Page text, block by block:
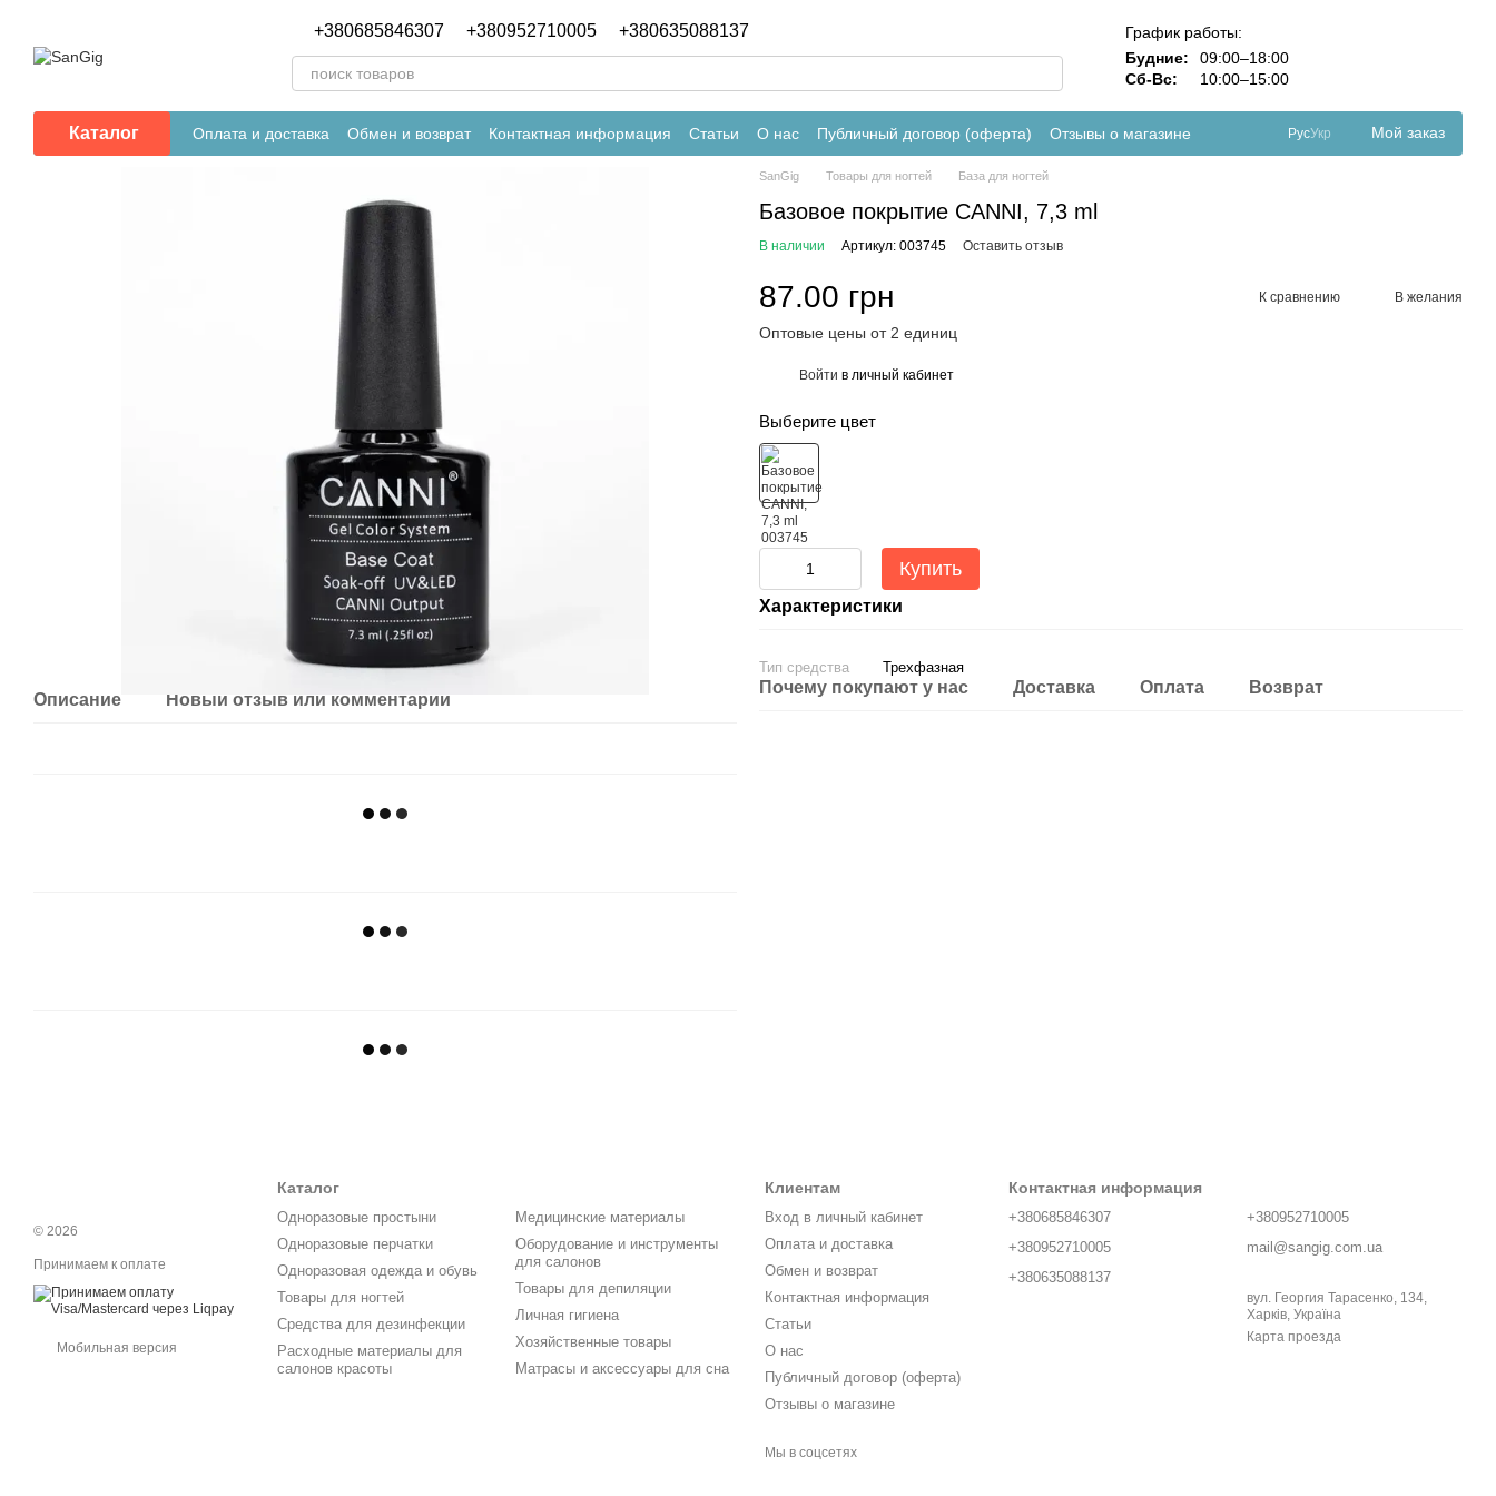
+380685846307 +380952710005 +380635088137
График работы:
Будние:
09:00–18:00
Сб-Вс:
10:00–15:00
Каталог Оплата и доставка Обмен и возврат Контактная информация Статьи О нас Публичный договор (оферта) Отзывы о магазине РусУкр Мой заказ
Описание Новый отзыв или комментарий
SanGig Товары для ногтей База для ногтей
Базовое покрытие CANNI, 7,3 ml
В наличии Артикул: 003745 Оставить отзыв
87.00 грн К сравнению В желания
Оптовые цены от 2 единиц
Войти в личный кабинет
Выберите цвет
Купить
Характеристики
Тип средства Трехфазная
Почему покупают у нас Доставка Оплата Возврат
© 2026
Принимаем к оплате
Мобильная версия
Каталог
Одноразовые простыни
Одноразовые перчатки
Одноразовая одежда и обувь
Товары для ногтей
Средства для дезинфекции
Расходные материалы для
салонов красоты
Медицинские материалы
Оборудование и инструменты
для салонов
Товары для депиляции
Личная гигиена
Хозяйственные товары
Матрасы и аксессуары для сна
Клиентам
Вход в личный кабинет
Оплата и доставка
Обмен и возврат
Контактная информация
Статьи
О нас
Публичный договор (оферта)
Отзывы о магазине
Мы в соцсетях
Контактная информация
+380685846307
+380952710005
+380635088137
+380952710005
mail@sangig.com.ua
вул. Георгия Тарасенко, 134,
Харків, Україна
Карта проезда